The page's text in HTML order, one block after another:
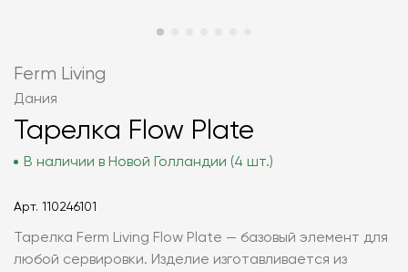
Ferm Living
Дания
Тарелка Flow Plate
В наличии в Новой Голландии (4 шт.)
Арт. 110246101
Тарелка Ferm Living Flow Plate — базовый элемент для
любой сервировки. Изделие изготавливается из